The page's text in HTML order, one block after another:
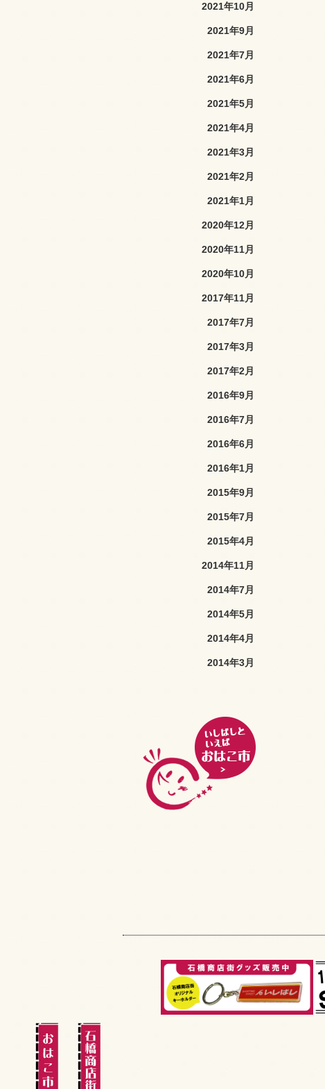
2021年10月
2021年9月
2021年7月
2021年6月
2021年5月
2021年4月
2021年3月
2021年2月
2021年1月
2020年12月
2020年11月
2020年10月
2017年11月
2017年7月
2017年3月
2017年2月
2016年9月
2016年7月
2016年6月
2016年1月
2015年9月
2015年7月
2015年4月
2014年11月
2014年7月
2014年5月
2014年4月
2014年3月